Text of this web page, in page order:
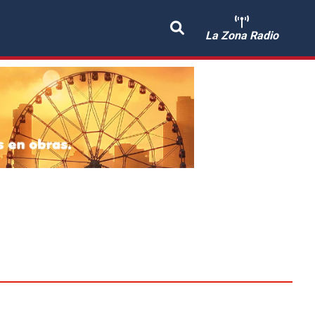
La Zona Radio